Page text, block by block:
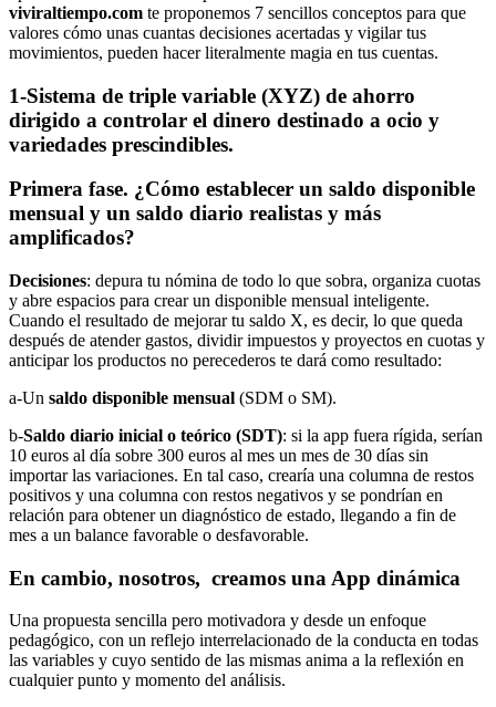
viviraltiempo.com te proponemos 7 sencillos conceptos para que
valores cómo unas cuantas decisiones acertadas y vigilar tus
movimientos, pueden hacer literalmente magia en tus cuentas.
1-Sistema de triple variable (XYZ) de ahorro
dirigido a controlar el dinero destinado a ocio y
variedades prescindibles.
Primera fase. ¿Cómo establecer un saldo disponible
mensual y un saldo diario realistas y más
amplificados?
Decisiones: depura tu nómina de todo lo que sobra, organiza cuotas
y abre espacios para crear un disponible mensual inteligente.
Cuando el resultado de mejorar tu saldo X, es decir, lo que queda
después de atender gastos, dividir impuestos y proyectos en cuotas y
anticipar los productos no perecederos te dará como resultado:
a-Un saldo disponible mensual (SDM o SM).
b-Saldo diario inicial o teórico (SDT): si la app fuera rígida, serían
10 euros al día sobre 300 euros al mes un mes de 30 días sin
importar las variaciones. En tal caso, crearía una columna de restos
positivos y una columna con restos negativos y se pondrían en
relación para obtener un diagnóstico de estado, llegando a fin de
mes a un balance favorable o desfavorable.
En cambio, nosotros, creamos una App dinámica
Una propuesta sencilla pero motivadora y desde un enfoque
pedagógico, con un reflejo interrelacionado de la conducta en todas
las variables y cuyo sentido de las mismas anima a la reflexión en
cualquier punto y momento del análisis.